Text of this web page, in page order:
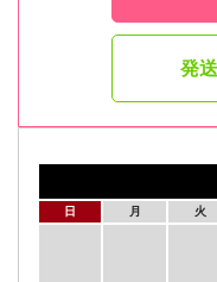
発
日 月 火